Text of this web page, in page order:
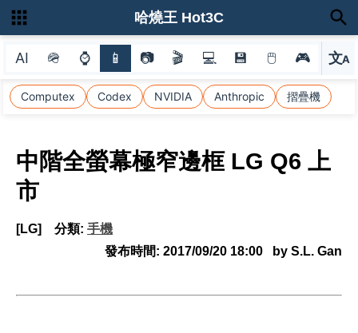
AI 🪖 ⌚ 📱 📷 🎬 💻 💾 🖱 🎮 文A
選
Computex Codex NVIDIA Anthropic 摺疊機
哈燒王 Hot3C
中階全螢幕極窄邊框 LG Q6 上
市
[LG] 分類: 手機
發布時間: 2017/09/20 18:00 by S.L. Gan